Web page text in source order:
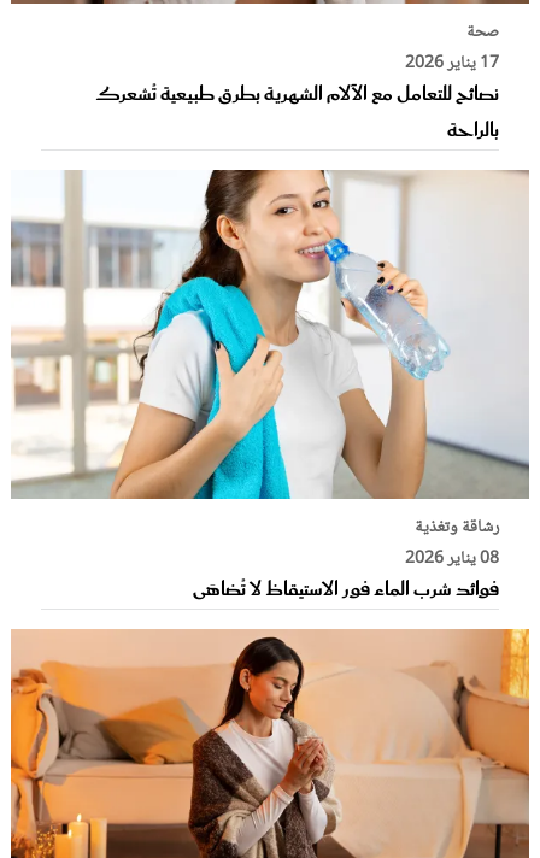
صحة
17 يناير 2026
نصائح للتعامل مع الآلام الشهرية بطرق طبيعية تُشعرك
بالراحة
رشاقة وتغذية
08 يناير 2026
فوائد شرب الماء فور الاستيقاظ لا تُضاهَى